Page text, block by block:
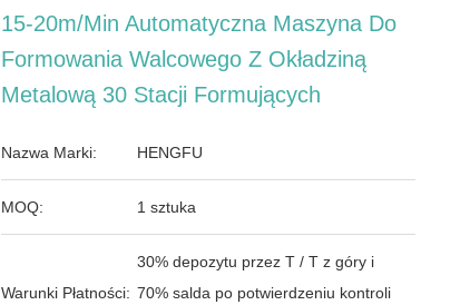
15-20m/Min Automatyczna Maszyna Do
Formowania Walcowego Z Okładziną
Metalową 30 Stacji Formujących
Nazwa Marki: HENGFU
MOQ: 1 sztuka
Warunki Płatności:
30% depozytu przez T / T z góry i
70% salda po potwierdzeniu kontroli